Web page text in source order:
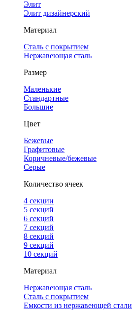
Элит
Элит дизайнерский
Материал
Сталь с покрытием
Нержавеющая сталь
Размер
Маленькие
Стандартные
Большие
Цвет
Бежевые
Графитовые
Коричневые/бежевые
Серые
Количество ячеек
4 cекции
5 секций
6 секций
7 секций
8 секций
9 секций
10 секций
Материал
Нержавеющая сталь
Сталь с покрытием
Емкости из нержавеющей стали